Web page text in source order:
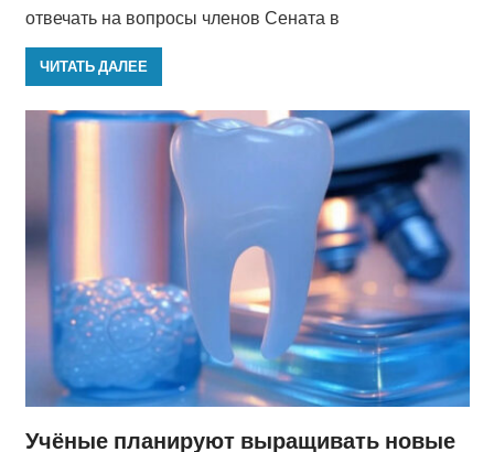
отвечать на вопросы членов Сената в
ЧИТАТЬ ДАЛЕЕ
Учёные планируют выращивать новые